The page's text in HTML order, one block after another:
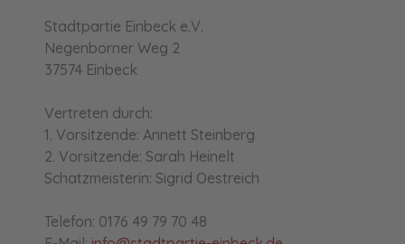
Stadtpartie Einbeck e.V.
Negenborner Weg 2
37574 Einbeck
Vertreten durch:
1. Vorsitzende: Annett Steinberg
2. Vorsitzende: Sarah Heinelt
Schatzmeisterin: Sigrid Oestreich
Telefon: 0176 49 79 70 48